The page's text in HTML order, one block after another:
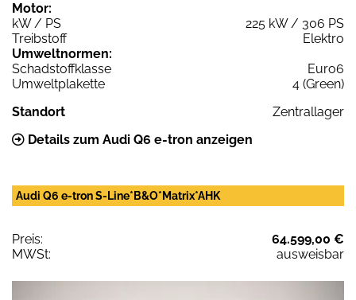
Motor:
kW / PS
225 kW / 306 PS
Treibstoff
Elektro
Umweltnormen:
Schadstoffklasse
Euro6
Umweltplakette
4 (Green)
Standort
Zentrallager
Details zum Audi Q6 e-tron anzeigen
Audi Q6 e-tron S-Line*B&O*Matrix*AHK
Preis:
64.599,00 €
MWSt:
ausweisbar